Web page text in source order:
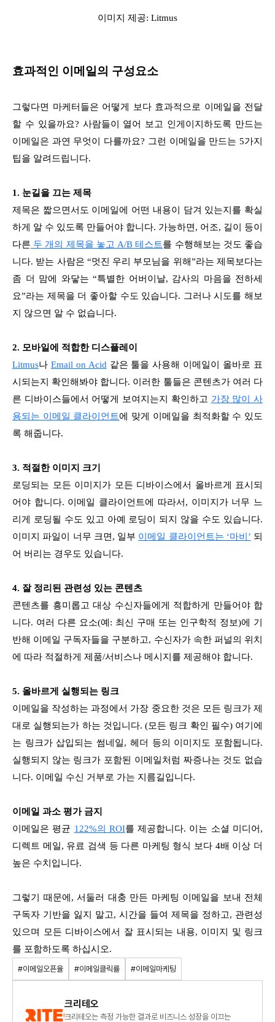
이미지 제공: Litmus
효과적인 이메일의 구성요소
그렇다면 마케터들은 어떻게 보다 효과적으로 이메일을 전달
할 수 있을까요? 사람들이 열어 보고 인게이지하도록 만드는
이메일은 과연 무엇이 다를까요? 그런 이메일을 만드는 5가지
팁을 알려드립니다.
1. 눈길을 끄는 제목
제목은 짧으면서도 이메일에 어떤 내용이 담겨 있는지를 확실
하게 알 수 있도록 만들어야 합니다. 가능하면, 어조, 길이 등이
다른 두 개의 제목을 놓고 A/B 테스트를 수행해보는 것도 좋습
니다. 받는 사람은 “멋진 우리 부모님을 위해”라는 제목보다는
좀 더 맘에 와닿는 “특별한 어버이날, 감사의 마음을 전하세
요”라는 제목을 더 좋아할 수도 있습니다. 그러나 시도를 해보
지 않으면 알 수 없습니다.
2. 모바일에 적합한 디스플레이
Litmus나 Email on Acid 같은 툴을 사용해 이메일이 올바로 표
시되는지 확인해봐야 합니다. 이러한 툴들은 콘텐츠가 여러 다
른 디바이스들에서 어떻게 보여지는지 확인하고 가장 많이 사
용되는 이메일 클라이언트에 맞게 이메일을 최적화할 수 있도
록 해줍니다.
3. 적절한 이미지 크기
로딩되는 모든 이미지가 모든 디바이스에서 올바르게 표시되
어야 합니다. 이메일 클라이언트에 따라서, 이미지가 너무 느
리게 로딩될 수도 있고 아예 로딩이 되지 않을 수도 있습니다.
이미지 파일이 너무 크면, 일부 이메일 클라이언트는 ‘마비’ 되
어 버리는 경우도 있습니다.
4. 잘 정리된 관련성 있는 콘텐츠
콘텐츠를 흥미롭고 대상 수신자들에게 적합하게 만들어야 합
니다. 여러 다른 요소(예: 최신 구매 또는 인구학적 정보)에 기
반해 이메일 구독자들을 구분하고, 수신자가 속한 퍼널의 위치
에 따라 적절하게 제품/서비스나 메시지를 제공해야 합니다.
5. 올바르게 실행되는 링크
이메일을 작성하는 과정에서 가장 중요한 것은 모든 링크가 제
대로 실행되는가 하는 것입니다. (모든 링크 확인 필수) 여기에
는 링크가 삽입되는 썸네일, 헤더 등의 이미지도 포함됩니다.
실행되지 않는 링크가 포함된 이메일처럼 짜증나는 것도 없습
니다. 이메일 수신 거부로 가는 지름길입니다.
이메일 과소 평가 금지
이메일은 평균 122%의 ROI를 제공합니다. 이는 소셜 미디어,
디렉트 메일, 유료 검색 등 다른 마케팅 형식 보다 4배 이상 더
높은 수치입니다.
그렇기 때문에, 서둘러 대충 만든 마케팅 이메일을 보내 전체
구독자 기반을 잃지 말고, 시간을 들여 제목을 정하고, 관련성
있으며 모든 디바이스에서 잘 표시되는 내용, 이미지 및 링크
를 포함하도록 하십시오.
#이메일오픈율 #이메일클릭률 #이메일마케팅
크리테오
크리테오는 측정 가능한 결과로 비즈니스 성장을 이끄는